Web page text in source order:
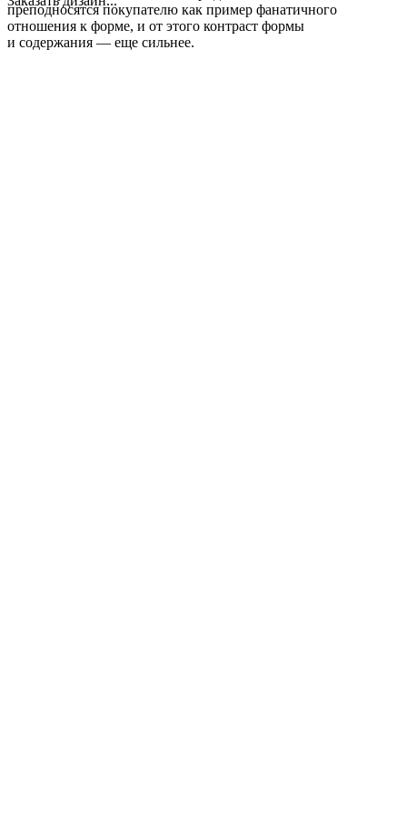
преподносятся покупателю как пример фанатичного
отношения к форме, и от этого контраст формы
и содержания — еще сильнее.